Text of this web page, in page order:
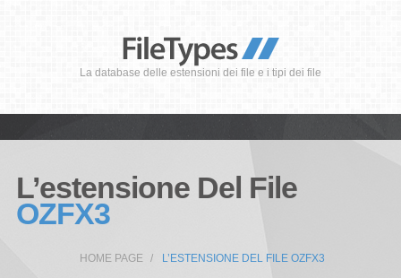
La database delle estensioni dei file e i tipi dei file
L’estensione Del File
OZFX3
HOME PAGE L’ESTENSIONE DEL FILE OZFX3